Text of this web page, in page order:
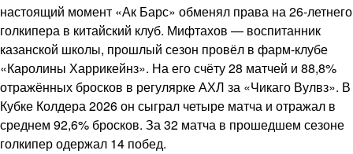
настоящий момент «Ак Барс» обменял права на 26-летнего
голкипера в китайский клуб. Мифтахов — воспитанник
казанской школы, прошлый сезон провёл в фарм-клубе
«Каролины Харрикейнз». На его счёту 28 матчей и 88,8%
отражённых бросков в регулярке АХЛ за «Чикаго Вулвз». В
Кубке Колдера 2026 он сыграл четыре матча и отражал в
среднем 92,6% бросков. За 32 матча в прошедшем сезоне
голкипер одержал 14 побед.